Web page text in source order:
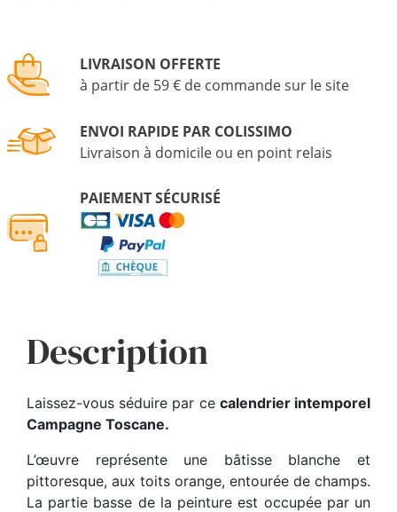
LIVRAISON OFFERTE
à partir de 59 € de commande sur le site
ENVOI RAPIDE PAR COLISSIMO
Livraison à domicile ou en point relais
PAIEMENT SÉCURISÉ
Description
Laissez-vous séduire par ce calendrier intemporel
Campagne Toscane.
L’œuvre représente une bâtisse blanche et
pittoresque, aux toits orange, entourée de champs.
La partie basse de la peinture est occupée par un